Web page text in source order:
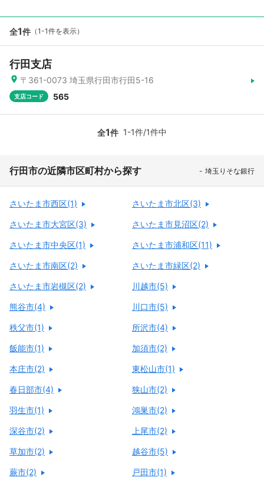
全1件 （1-1件を表示）
行田支店
〒361-0073 埼玉県行田市行田5-16
支店コード 565
全1件 1-1件/1件中
行田市の近隣市区町村から探す 埼玉りそな銀行
さいたま市西区(1) さいたま市北区(3)
さいたま市大宮区(3) さいたま市見沼区(2)
さいたま市中央区(1) さいたま市浦和区(11)
さいたま市南区(2) さいたま市緑区(2)
さいたま市岩槻区(2) 川越市(5)
熊谷市(4) 川口市(5)
秩父市(1) 所沢市(4)
飯能市(1) 加須市(2)
本庄市(2) 東松山市(1)
春日部市(4) 狭山市(2)
羽生市(1) 鴻巣市(2)
深谷市(2) 上尾市(2)
草加市(2) 越谷市(5)
蕨市(2) 戸田市(1)